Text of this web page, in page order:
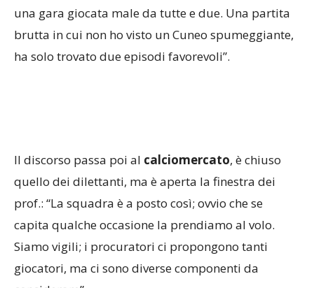
una gara giocata male da tutte e due. Una partita
brutta in cui non ho visto un Cuneo spumeggiante,
ha solo trovato due episodi favorevoli”.
quello dei dilettanti, ma è aperta la finestra dei
prof.: “La squadra è a posto così; ovvio che se
capita qualche occasione la prendiamo al volo.
Siamo vigili; i procuratori ci propongono tanti
giocatori, ma ci sono diverse componenti da
considerare”.